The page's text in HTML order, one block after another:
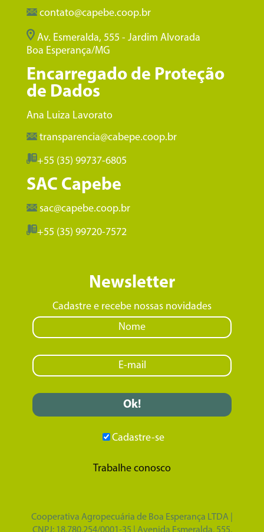
contato@capebe.coop.br
Av. Esmeralda, 555 - Jardim Alvorada
Boa Esperança/MG
Encarregado de Proteção
de Dados
Ana Luiza Lavorato
transparencia@cabepe.coop.br
+55 (35) 99737-6805
SAC Capebe
sac@capebe.coop.br
+55 (35) 99720-7572
Newsletter
Cadastre e recebe nossas novidades
Cadastre-se
Trabalhe conosco
Cooperativa Agropecuária de Boa Esperança LTDA |